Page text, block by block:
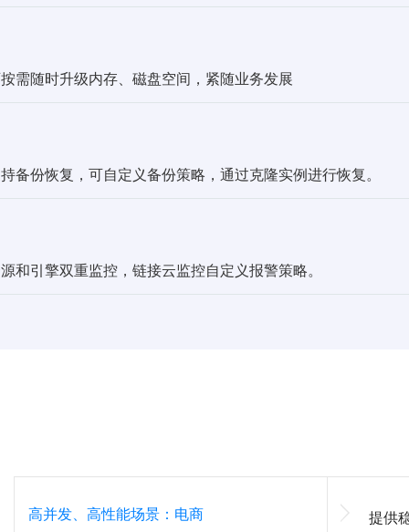
需随时升级内存、磁盘空间，紧随业务发展
备份恢复，可自定义备份策略，通过克隆实例进行恢复。
和引擎双重监控，链接云监控自定义报警策略。
高并发、高性能场景：电商 提供